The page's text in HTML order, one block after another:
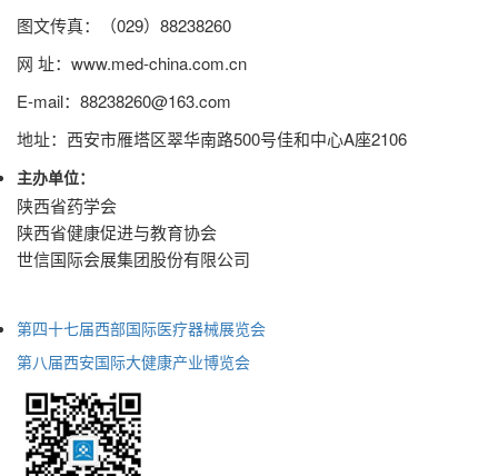
图文传真：（029）88238260
网 址：www.med-china.com.cn
E-mail：88238260@163.com
地址：西安市雁塔区翠华南路500号佳和中心A座2106
主办单位：
陕西省药学会
陕西省健康促进与教育协会
世信国际会展集团股份有限公司
第四十七届西部国际医疗器械展览会
第八届西安国际大健康产业博览会